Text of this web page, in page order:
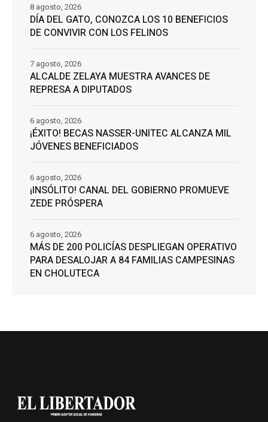
DÍA DEL GATO, CONOZCA LOS 10 BENEFICIOS
DE CONVIVIR CON LOS FELINOS
8 agosto, 2026
ALCALDE ZELAYA MUESTRA AVANCES DE
REPRESA A DIPUTADOS
7 agosto, 2026
¡ÉXITO! BECAS NASSER-UNITEC ALCANZA MIL
JÓVENES BENEFICIADOS
6 agosto, 2026
¡INSÓLITO! CANAL DEL GOBIERNO PROMUEVE
ZEDE PRÓSPERA
6 agosto, 2026
MÁS DE 200 POLICÍAS DESPLIEGAN OPERATIVO
PARA DESALOJAR A 84 FAMILIAS CAMPESINAS
EN CHOLUTECA
6 agosto, 2026